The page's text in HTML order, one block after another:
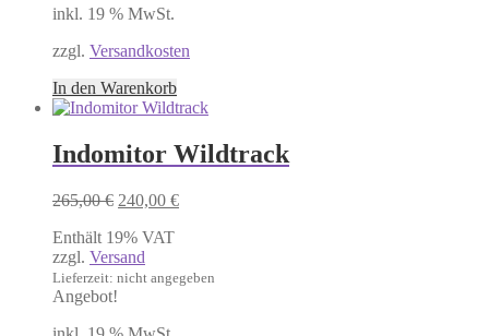
inkl. 19 % MwSt.
zzgl. Versandkosten
In den Warenkorb
Indomitor Wildtrack
265,00€ Ursprünglicher
war:
265,00 €
240,00 €Aktueller
Enthält 19% VAT
zzgl. Versand
Lieferzeit: nicht angegeben
Angebot!